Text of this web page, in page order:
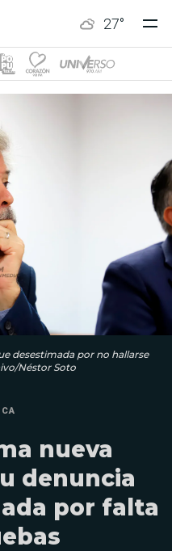
27°
desestimada por no hallarse
Néstor Soto
nueva
denuncia
por falta